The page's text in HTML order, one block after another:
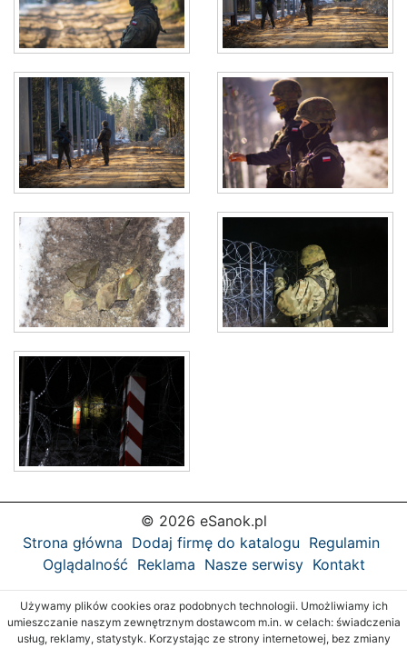
© 2026 eSanok.pl
Strona główna Dodaj firmę do katalogu Regulamin
Oglądalność Reklama Nasze serwisy Kontakt
Używamy plików cookies oraz podobnych technologii. Umożliwiamy ich
umieszczanie naszym zewnętrznym dostawcom m.in. w celach: świadczenia
usług, reklamy, statystyk. Korzystając ze strony internetowej, bez zmiany